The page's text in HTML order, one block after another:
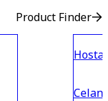
Product Finder